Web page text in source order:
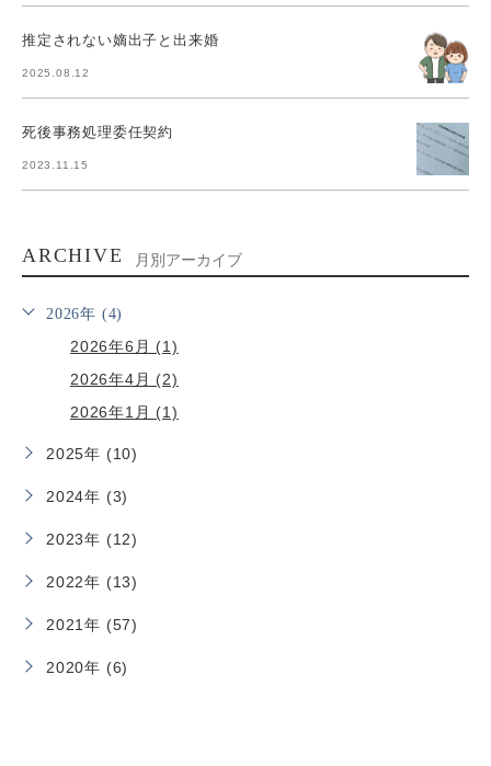
推定されない嫡出子と出来婚
2025.08.12
死後事務処理委任契約
2023.11.15
ARCHIVE 月別アーカイブ
2026年 (4)
2026年6月 (1)
2026年4月 (2)
2026年1月 (1)
2025年 (10)
2024年 (3)
2023年 (12)
2022年 (13)
2021年 (57)
2020年 (6)